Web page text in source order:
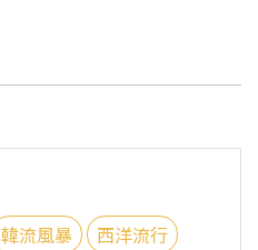
韓流風暴 西洋流行